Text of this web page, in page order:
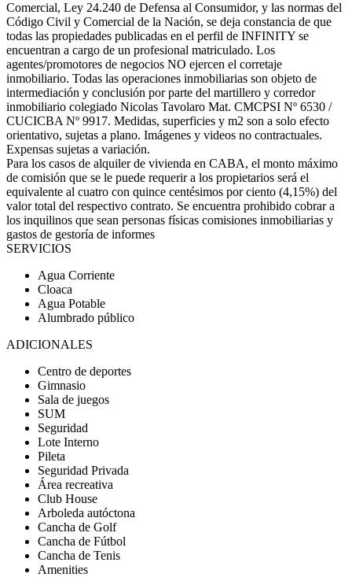
Comercial, Ley 24.240 de Defensa al Consumidor, y las normas del
Código Civil y Comercial de la Nación, se deja constancia de que
todas las propiedades publicadas en el perfil de INFINITY se
encuentran a cargo de un profesional matriculado. Los
agentes/promotores de negocios NO ejercen el corretaje
inmobiliario. Todas las operaciones inmobiliarias son objeto de
intermediación y conclusión por parte del martillero y corredor
inmobiliario colegiado Nicolas Tavolaro Mat. CMCPSI Nº 6530 /
CUCICBA Nº 9917. Medidas, superficies y m2 son a solo efecto
orientativo, sujetas a plano. Imágenes y videos no contractuales.
Expensas sujetas a variación.
Para los casos de alquiler de vivienda en CABA, el monto máximo
de comisión que se le puede requerir a los propietarios será el
equivalente al cuatro con quince centésimos por ciento (4,15%) del
valor total del respectivo contrato. Se encuentra prohibido cobrar a
los inquilinos que sean personas físicas comisiones inmobiliarias y
gastos de gestoría de informes
SERVICIOS
Agua Corriente
Cloaca
Agua Potable
Alumbrado público
ADICIONALES
Centro de deportes
Gimnasio
Sala de juegos
SUM
Seguridad
Lote Interno
Pileta
Seguridad Privada
Área recreativa
Club House
Arboleda autóctona
Cancha de Golf
Cancha de Fútbol
Cancha de Tenis
Amenities